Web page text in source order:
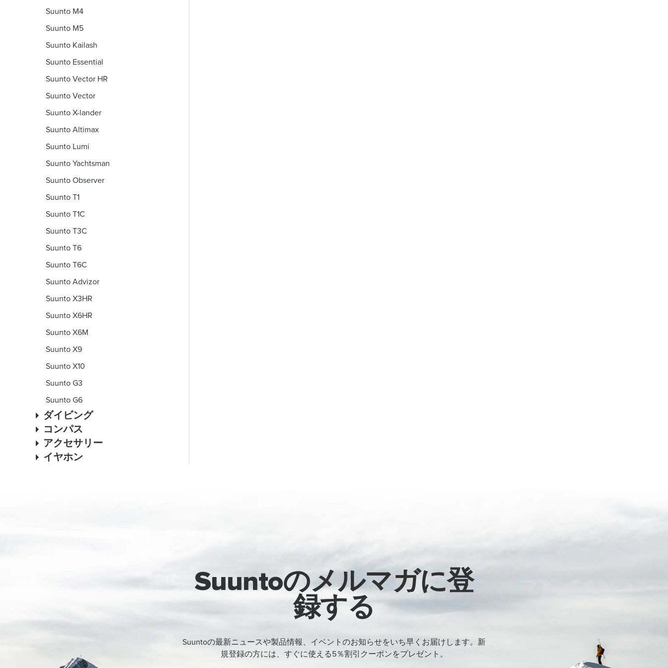
Suunto M4
Suunto M5
Suunto Kailash
Suunto Essential
Suunto Vector HR
Suunto Vector
Suunto X-lander
Suunto Altimax
Suunto Lumi
Suunto Yachtsman
Suunto Observer
Suunto T1
Suunto T1C
Suunto T3C
Suunto T6
Suunto T6C
Suunto Advizor
Suunto X3HR
Suunto X6HR
Suunto X6M
Suunto X9
Suunto X10
Suunto G3
Suunto G6
ダイビング
コンパス
アクセサリー
イヤホン
Suuntoのメルマガに登
録する
Suuntoの最新ニュースや製品情報、イベントのお知らせをいち早くお届けします。新
規登録の方には、すぐに使える5％割引クーポンをプレゼント。